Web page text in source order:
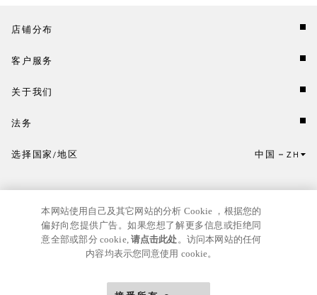
店铺分布
客户服务
关于我们
法务
点击此处选择国家/地区和语言。
选择国家/地区 中国 ZH
本网站使用自己及其它网站的分析 Cookie ，根据您的
偏好向您提供广告。如果您想了解更多信息或拒绝同
意全部或部分 cookie,请点击此处。访问本网站的任何
内容均表示您同意使用 cookie。